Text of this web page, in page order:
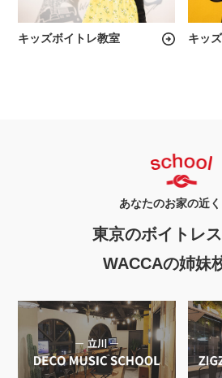
キッズボイトレ教室 キッ
あなたのお家の近
東京のボイトレ
WACCAの姉妹